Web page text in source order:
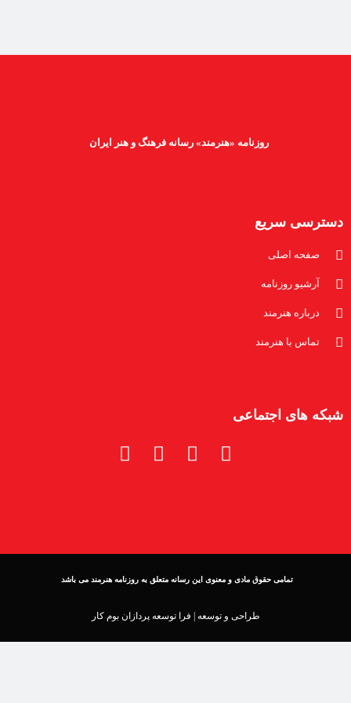
روزنامه «هنرمند» رسانه فرهنگ و هنر ایران
دسترسی سریع
صفحه اصلی
آرشیو روزنامه
درباره هنرمند
تماس با هنرمند
شبکه های اجتماعی
تمامی حقوق مادی و معنوی این رسانه متعلق به روزنامه هنرمند می باشد
طراحی و توسعه | فرا توسعه پردازان بوم کار